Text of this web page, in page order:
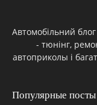
Автомобільний
- тюнінг,
автоприколы і
Популярные посты